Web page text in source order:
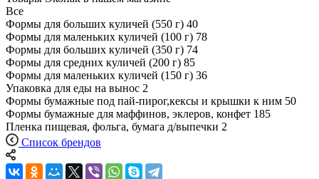
Все
Формы для больших куличей (550 г) 40
Формы для маленьких куличей (100 г) 78
Формы для больших куличей (350 г) 74
Формы для средних куличей (200 г) 85
Формы для маленьких куличей (150 г) 36
Упаковка для еды на вынос 2
Формы бумажные под пай-пирог,кексы и крышки к ним 50
Формы бумажные для маффинов, эклеров, конфет 185
Пленка пищевая, фольга, бумага д/выпечки 2
Список брендов